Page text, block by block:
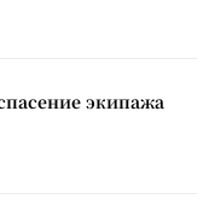
экипажа